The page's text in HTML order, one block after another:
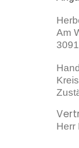
Am
Herr